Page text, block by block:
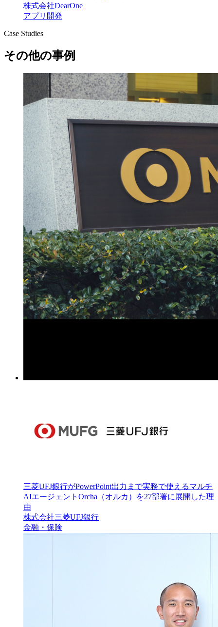
株式会社DearOne
アプリ開発
Case Studies
その他の事例
三菱UFJ銀行がPowerPoint出力まで実務で使えるマルチ
AIエージェントOrcha（オルカ）を27部署に展開した理
由
株式会社三菱UFJ銀行
金融・保険